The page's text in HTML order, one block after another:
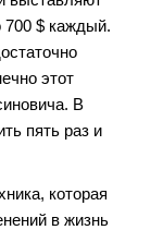
700 $ каждый.
этот
В
пять раз и
которая
в жизнь